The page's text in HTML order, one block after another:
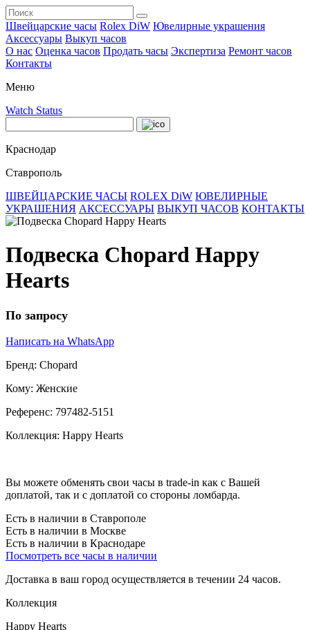
Швейцарские часы Rolex DiW Ювелирные украшения
Аксессуары Выкуп часов
О нас Оценка часов Продать часы Экспертиза Ремонт часов
Контакты
Меню
Watch Status
Краснодар
Ставрополь
ШВЕЙЦАРСКИЕ ЧАСЫ ROLEX DiW ЮВЕЛИРНЫЕ
УКРАШЕНИЯ АКСЕССУАРЫ ВЫКУП ЧАСОВ КОНТАКТЫ
Подвеска Chopard Happy
Hearts
По запросу
Написать на WhatsApp
Бренд: Chopard
Кому: Женские
Референс: 797482-5151
Коллекция: Happy Hearts
Вы можете обменять свои часы в trade-in как с Вашей
доплатой, так и с доплатой со стороны ломбарда.
Есть в наличии в Ставрополе
Есть в наличии в Москве
Есть в наличии в Краснодаре
Посмотреть все часы в наличии
Доставка в ваш город осуществляется в течении 24 часов.
Коллекция
Happy Hearts